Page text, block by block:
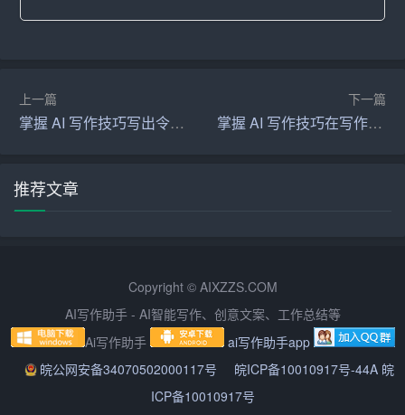
在选择题目时，可以关注新兴技术和方法在某一领域的应
以研究大数据分析在某一行业中的应用，或者研究某一新
型材料在某一领域的应用等。
跨学科交叉研究是当前学术研究的重要趋势，通过对不同
学科的交叉研究，可以产生新的理论体系和方法论。因
计算机科学进行交叉研究，探讨生物信息学的发展前景。
总之，选择一个有创新的毕业论文题目，需要关注时代潮
流、结合自身兴趣和专业特长、挖掘现有研究成果的不
题过程中，您可以从多个角度进行思考，从而找到一个具
上一篇
掌握 AI 写作技巧写出令人难忘的优秀作品
下一篇
掌握 AI 写作技巧在写作世界中自由驰骋
推荐文章
Copyright © AIXZZS.COM
AI写作助手 - AI智能写作、创意文案、工作总结等
Ai写作助手
ai写作助手app
皖公网安备34070502000117号
皖ICP备10010917号-44A 皖
ICP备10010917号